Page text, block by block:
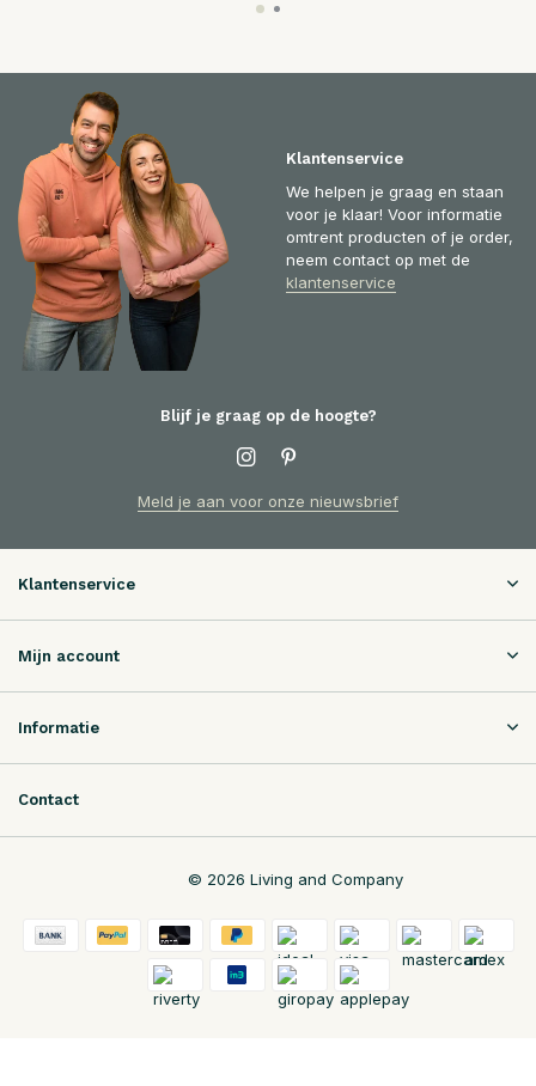
Klantenservice
We helpen je graag en staan
voor je klaar! Voor informatie
omtrent producten of je order,
neem contact op met de
klantenservice
Blijf je graag op de hoogte?
Meld je aan voor onze nieuwsbrief
Klantenservice
Mijn account
Informatie
Contact
© 2026 Living and Company